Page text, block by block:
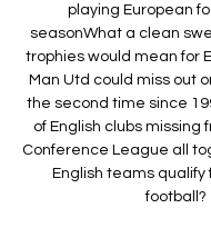
playing European
seasonWhat a clean
trophies would mean for
Man Utd could miss out
the second time since
of English clubs missing
Conference League all
English teams qualify
football?